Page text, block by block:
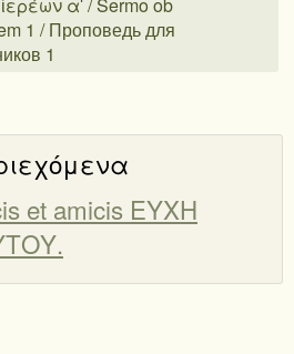
1 / Проповедь для
1
et amicis ΕΥΧΗ